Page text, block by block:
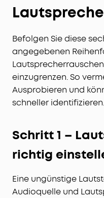
Befolgen Sie diese
angegebenen
einzugrenzen. So
Ausprobieren und
schneller identifizieren.
Schritt 1 –
richtig
Eine ungünstige
Audioquelle und